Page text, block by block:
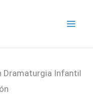
Dramaturgia Infantil